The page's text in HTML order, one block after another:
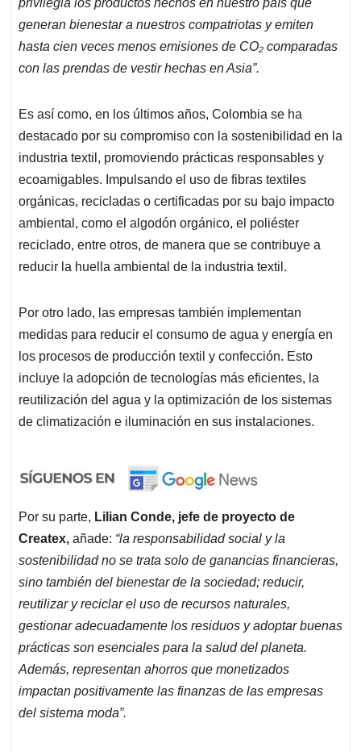
privilegia los productos hechos en nuestro país que
generan bienestar a nuestros compatriotas y emiten
hasta cien veces menos emisiones de CO₂ comparadas
con las prendas de vestir hechas en Asia”.
Es así como, en los últimos años, Colombia se ha
destacado por su compromiso con la sostenibilidad en la
industria textil, promoviendo prácticas responsables y
ecoamigables. Impulsando el uso de fibras textiles
orgánicas, recicladas o certificadas por su bajo impacto
ambiental, como el algodón orgánico, el poliéster
reciclado, entre otros, de manera que se contribuye a
reducir la huella ambiental de la industria textil.
Por otro lado, las empresas también implementan
medidas para reducir el consumo de agua y energía en
los procesos de producción textil y confección. Esto
incluye la adopción de tecnologías más eficientes, la
reutilización del agua y la optimización de los sistemas
de climatización e iluminación en sus instalaciones.
Por su parte, Lilian Conde, jefe de proyecto de
Createx, añade: “la responsabilidad social y la
sostenibilidad no se trata solo de ganancias financieras,
sino también del bienestar de la sociedad; reducir,
reutilizar y reciclar el uso de recursos naturales,
gestionar adecuadamente los residuos y adoptar buenas
prácticas son esenciales para la salud del planeta.
Además, representan ahorros que monetizados
impactan positivamente las finanzas de las empresas
del sistema moda”.